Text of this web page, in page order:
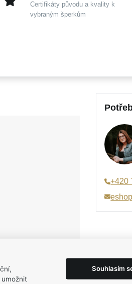
Certifikáty původu a kvality k
vybraným šperkům
+420
Souhlasím